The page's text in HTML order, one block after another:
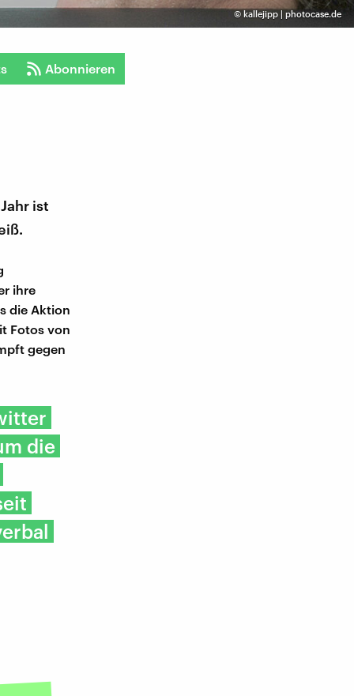
© kallejipp | photocase.de
Abonnieren
ist
ihre
die Aktion
Fotos von
gegen
die